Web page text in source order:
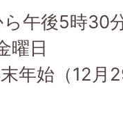
午後5時30
曜日
年始（12月